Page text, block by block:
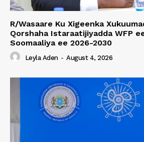
R/Wasaare Ku Xigeenka
Qorshaha Istaraatijiyadda WFP
Soomaaliya ee 2026-2030
Leyla Aden - August 4, 2026